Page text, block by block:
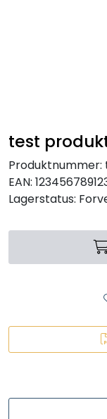
test
Produktnummer:
EAN:
Lagerstatus:
FILTERPATRONER
PARTIKKELFILTER
RO EDI
CLAGE